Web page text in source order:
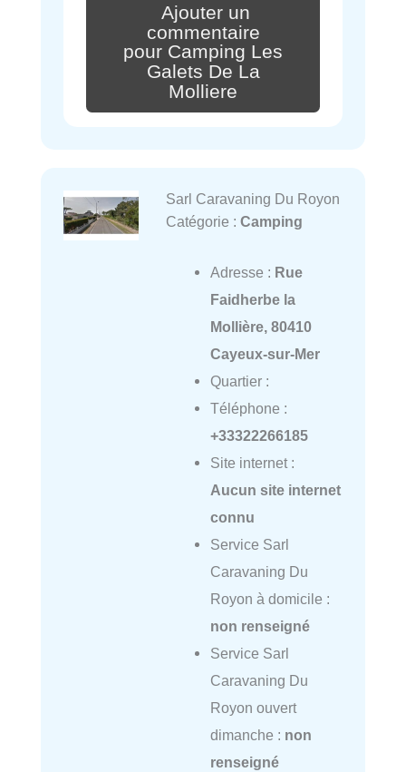
Ajouter un
commentaire
pour Camping Les
Galets De La
Molliere
Sarl Caravaning Du Royon
Catégorie : Camping
Adresse : Rue
Faidherbe la
Mollière, 80410
Cayeux-sur-Mer
Quartier :
Téléphone :
+33322266185
Site internet :
Aucun site internet
connu
Service Sarl
Caravaning Du
Royon à domicile :
non renseigné
Service Sarl
Caravaning Du
Royon ouvert
dimanche : non
renseigné